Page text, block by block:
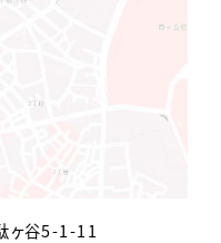
ヶ谷5-1-11